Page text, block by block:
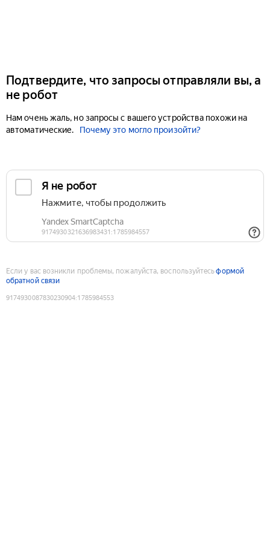
Подтвердите, что запросы отправляли вы, а
не робот
Нам очень жаль, но запросы с вашего устройства похожи на
автоматические.
Почему это могло произойти?
Если у вас возникли проблемы, пожалуйста, воспользуйтесьформой
обратной связи
9174930087830230904:1785984553